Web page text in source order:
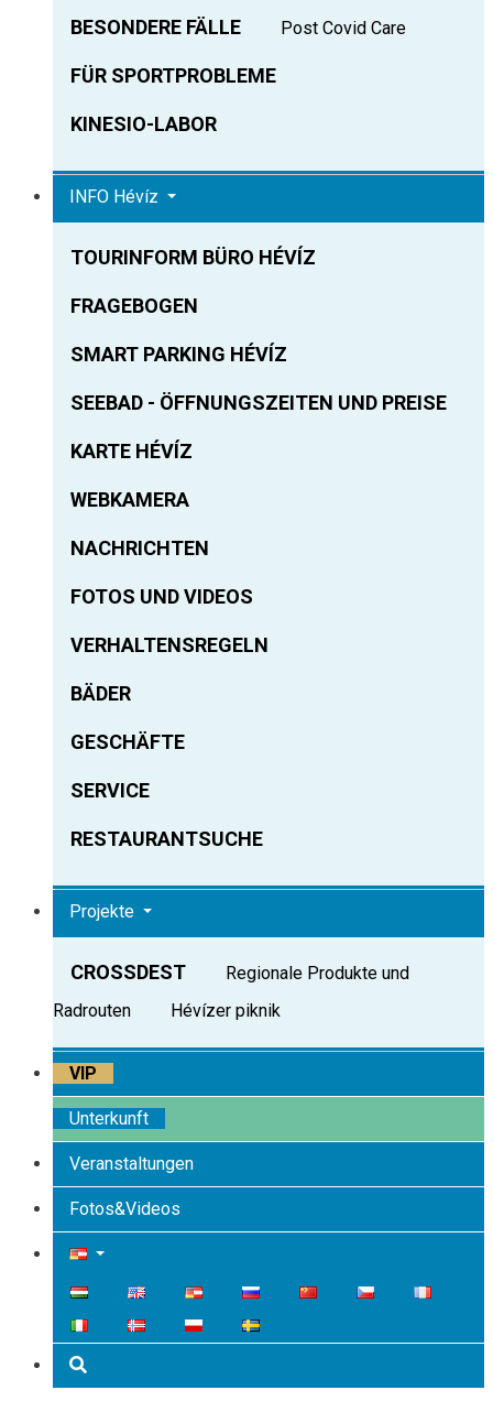
BESONDERE FÄLLE Post Covid Care
FÜR SPORTPROBLEME
KINESIO-LABOR
INFO Hévíz
TOURINFORM BÜRO HÉVÍZ
FRAGEBOGEN
SMART PARKING HÉVÍZ
SEEBAD - ÖFFNUNGSZEITEN UND PREISE
KARTE HÉVÍZ
WEBKAMERA
NACHRICHTEN
FOTOS UND VIDEOS
VERHALTENSREGELN
BÄDER
GESCHÄFTE
SERVICE
RESTAURANTSUCHE
Projekte
CROSSDEST
Regionale Produkte und
Radrouten
Hévízer piknik
VIP
Unterkunft
Veranstaltungen
Fotos&Videos